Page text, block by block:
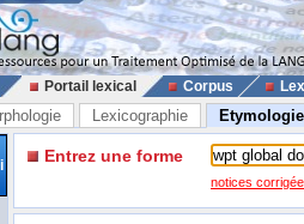
Portail lexical Corpus
Lexicographie Etymologie
Entrez une forme
notices